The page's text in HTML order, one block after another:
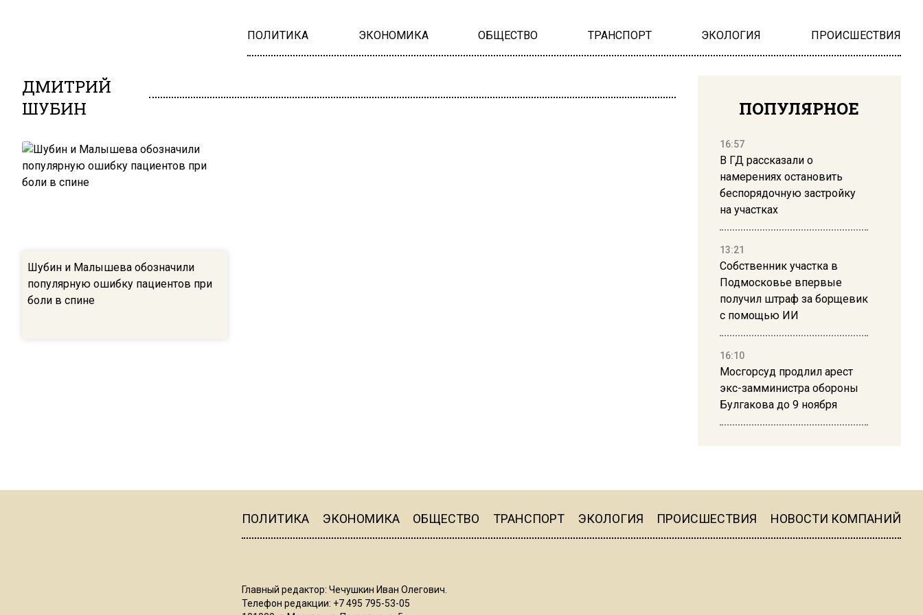
ПОЛИТИКА ЭКОНОМИКА ОБЩЕСТВО ТРАНСПОРТ ЭКОЛОГИЯ ПРОИСШЕСТВИЯ
ДМИТРИЙ
ШУБИН
Шубин и Малышева обозначили
популярную ошибку пациентов при
боли в спине
ПОПУЛЯРНОЕ
16:57
В ГД рассказали о
намерениях остановить
беспорядочную застройку
на участках
13:21
Собственник участка в
Подмосковье впервые
получил штраф за борщевик
с помощью ИИ
16:10
Мосгорсуд продлил арест
экс-замминистра обороны
Булгакова до 9 ноября
16:19
ПОЛИТИКА ЭКОНОМИКА ОБЩЕСТВО ТРАНСПОРТ ЭКОЛОГИЯ ПРОИСШЕСТВИЯ НОВОСТИ КОМПАНИЙ
Главный редактор: Чечушкин Иван Олегович.
Телефон редакции: +7 495 795-53-05